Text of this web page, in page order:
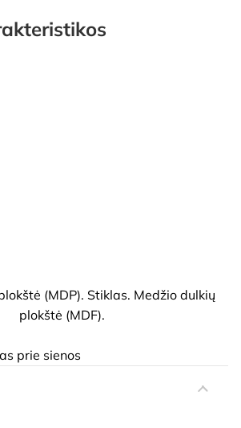
(MDP). Stiklas. Medžio dulkių
plokštė (MDF).
prie sienos